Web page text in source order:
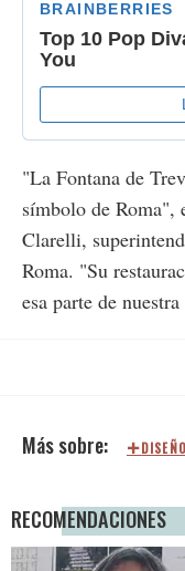
"La Fontana de
símbolo de
Clarelli,
Roma. "Su
esa parte de
RECOMENDACIONES